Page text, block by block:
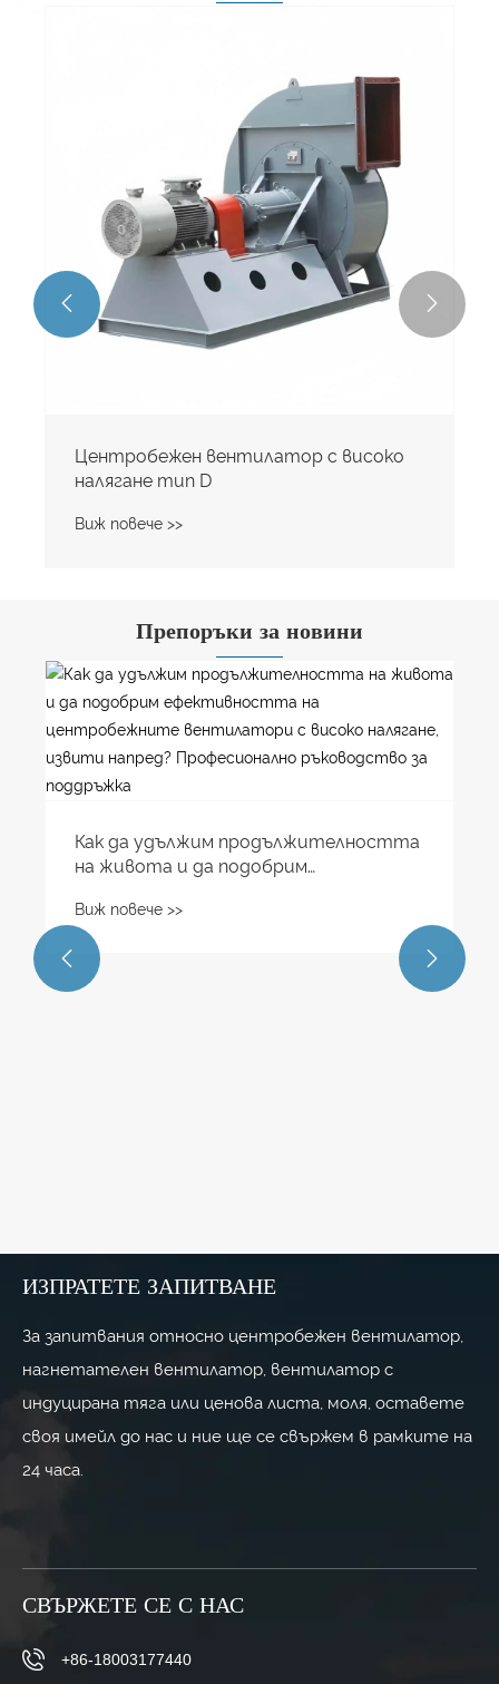
Центробежен вентилатор
 
Препоръки за новини
​Избор на центробежен вентилатор
тип A за промишлени вентилационни
 
ИЗПРАТЕТЕ ЗАПИТВАНЕ
За запитвания относно центробежен вентилатор,
нагнетателен вентилатор, вентилатор с
индуцирана тяга или ценова листа, моля, оставете
своя имейл до нас и ние ще се свържем в рамките на
24 часа.
СВЪРЖЕТЕ СЕ С НАС
+86-18003177440